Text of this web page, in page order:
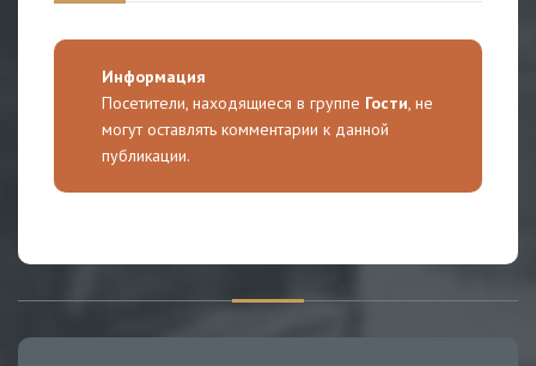
Информация
Посетители, находящиеся в группе Гости , не
могут оставлять комментарии к данной
публикации.